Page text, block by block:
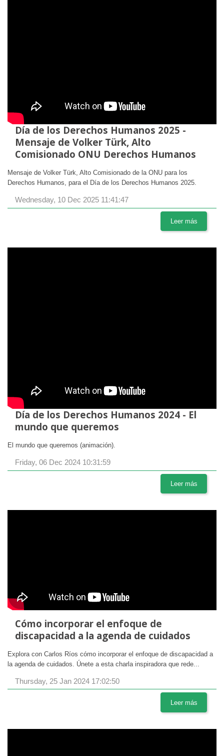
Día de los Derechos Humanos 2025 -
Mensaje de Volker Türk, Alto
Comisionado ONU Derechos Humanos
Mensaje de Volker Türk, Alto Comisionado de la ONU para los
Derechos Humanos, para el Día de los Derechos Humanos 2025.
Wednesday, 10 Dec 2025 11:41:47
Leer más
Día de los Derechos Humanos 2024 - El
mundo que queremos
El mundo que queremos (animación).
Friday, 06 Dec 2024 10:31:59
Leer más
Cómo incorporar el enfoque de
discapacidad a la agenda de cuidados
Explora con Carlos Ríos cómo incorporar el enfoque de discapacidad a
la agenda de cuidados. Únete a esta charla inspiradora que rede...
Thursday, 25 Jan 2024 17:02:50
Leer más